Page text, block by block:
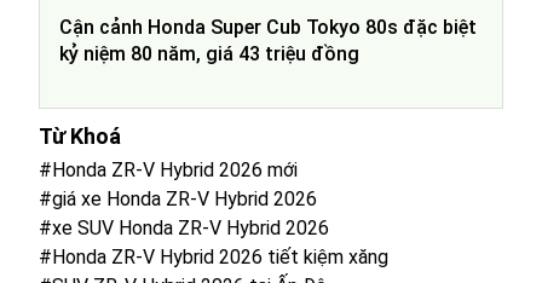
Cận cảnh Honda Super Cub Tokyo 80s đặc biệt
kỷ niệm 80 năm, giá 43 triệu đồng
Từ Khoá
#Honda ZR-V Hybrid 2026 mới
#giá xe Honda ZR-V Hybrid 2026
#xe SUV Honda ZR-V Hybrid 2026
#Honda ZR-V Hybrid 2026 tiết kiệm xăng